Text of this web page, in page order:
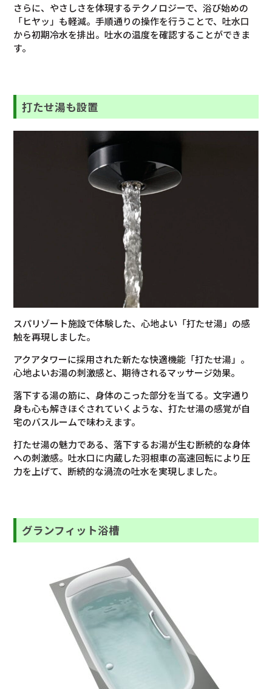
さらに、やさしさを体現するテクノロジーで、浴び始めの
「ヒヤッ」も軽減。手順通りの操作を行うことで、吐水口
から初期冷水を排出。吐水の温度を確認することができま
す。
打たせ湯も設置
スパリゾート施設で体験した、心地よい「打たせ湯」の感
触を再現しました。
アクアタワーに採用された新たな快適機能「打たせ湯」。
心地よいお湯の刺激感と、期待されるマッサージ効果。
落下する湯の筋に、身体のこった部分を当てる。文字通り
身も心も解きほぐされていくような、打たせ湯の感覚が自
宅のバスルームで味わえます。
打たせ湯の魅力である、落下するお湯が生む断続的な身体
への刺激感。吐水口に内蔵した羽根車の高速回転により圧
力を上げて、断続的な渦流の吐水を実現しました。
グランフィット浴槽